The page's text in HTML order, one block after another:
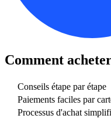
Comment
Conseils étape par étape
Paiements faciles par
Processus d'achat